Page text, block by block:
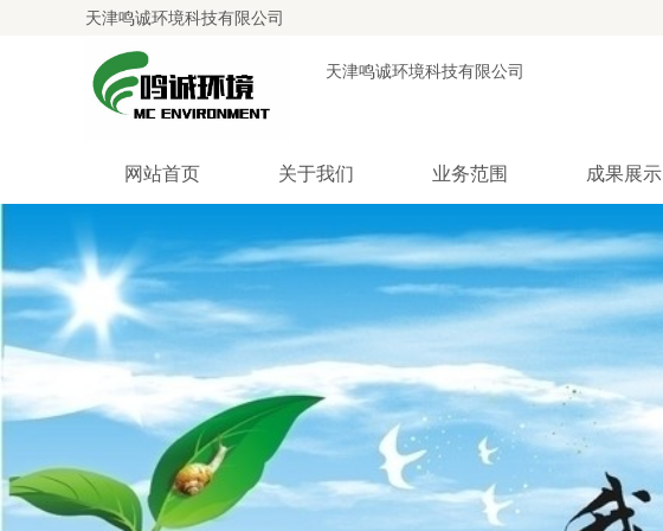
天津鸣诚环境科技有限公司
天津鸣诚环境科技有限公司
网站首页 关于我们 业务范围 成果展示